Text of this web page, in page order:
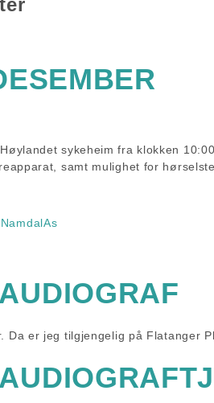
sykeheim fra klokken
samt mulighet for
Da er jeg tilgjengelig på Flatanger